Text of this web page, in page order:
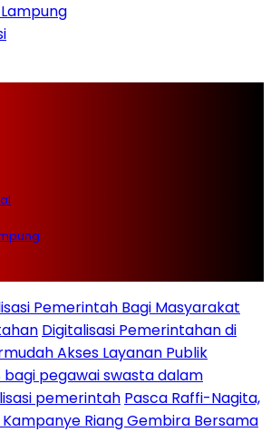
Pemerintah Bagi Masyarakat
Digitalisasi Pemerintahan di
Akses Layanan Publik
bagi pegawai swasta dalam
pemerintah Pasca Raffi-Nagita,
Kampanye Riang Gembira Bersama